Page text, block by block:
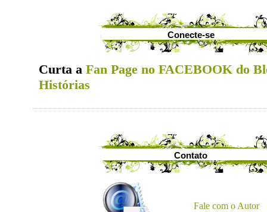
Conecte-se
Curta a Fan Page no FACEBOOK do
Histórias
Contato
Fale com o Autor